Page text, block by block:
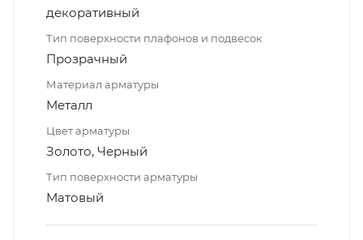
декоративный
Тип поверхности плафонов и подвесок
Прозрачный
Материал арматуры
Металл
Цвет арматуры
Золото, Черный
Тип поверхности арматуры
Матовый